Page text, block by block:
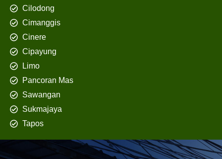
Cilodong
Cimanggis
Cinere
Cipayung
Limo
Pancoran Mas
Sawangan
Sukmajaya
Tapos